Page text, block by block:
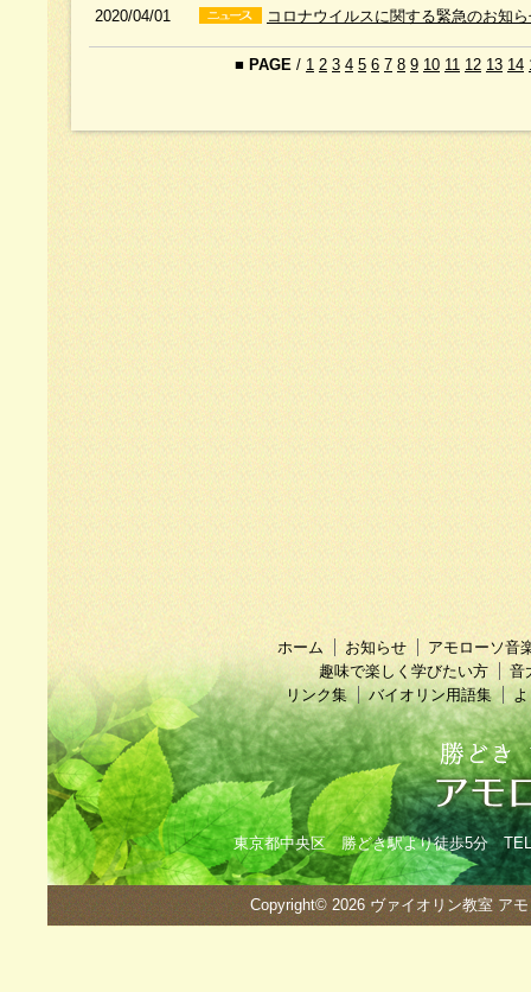
2020/04/01 コロナウイルスに関する緊急のお知
■ PAGE / 1 2 3 4 5 6 7 8 9 10 11 12 13 14
ホーム お知らせ
アモローソ音
趣味で楽しく学びたい方
音
リンク集
バイオリン用語集
東京都中央区 勝どき駅より徒歩5分
Copyright© 2026 ヴァイオリン教室 ア